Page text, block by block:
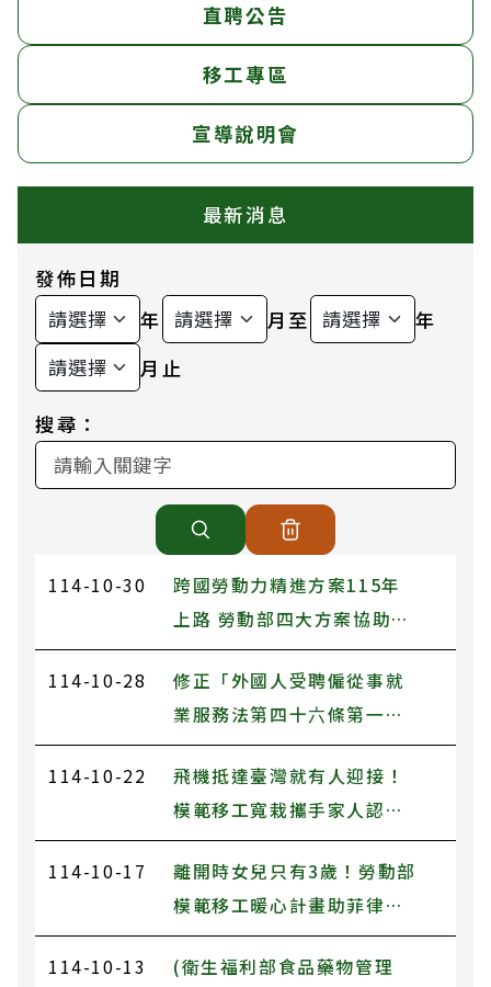
直聘公告
移工專區
宣導說明會
最新消息
發佈日期
年
月至
年
月止
搜尋：
114-10-30
跨國勞動力精進方案115年
上路 勞動部四大方案協助產
業改善缺工及低薪現象
114-10-28
修正「外國人受聘僱從事就
業服務法第四十六條第一項
第八款至第十一款規定工作
之轉換雇主或工作程序準
則」及「雇主聘僱外國人許
表，並自即日生效。
114-10-22
飛機抵達臺灣就有人迎接！
模範移工寬栽攜手家人認識
友善臺灣
114-10-17
離開時女兒只有3歲！勞動部
模範移工暖心計畫助菲律賓
移工與女兒重聚
114-10-13
(衛生福利部食品藥物管理